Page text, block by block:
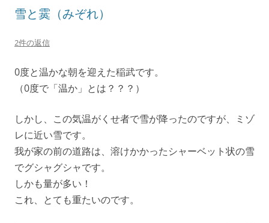
雪と霙（みぞれ）
2件の返信
0度と温かな朝を迎えた稲武です。
（0度で「温か」とは？？？）
しかし、この気温がくせ者で雪が降ったのですが、ミゾ
レに近い雪です。
我が家の前の道路は、溶けかかったシャーベット状の雪
でグシャグシャです。
しかも量が多い！
これ、とても重たいのです。